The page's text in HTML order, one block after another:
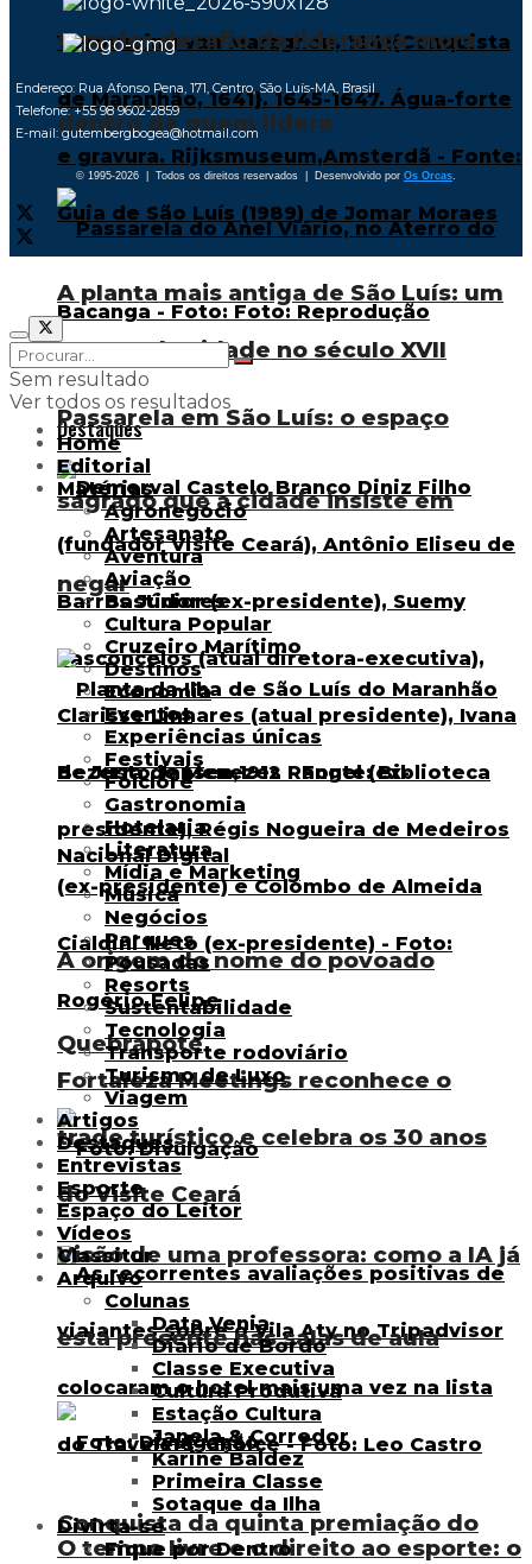
A planta mais antiga de São Luís: um
retrato da cidade no século XVII
Destaques
Fortaleza Meetings reconhece o
trade turístico e celebra os 30 anos
do Visite Ceará
Conquista da quinta premiação do
O maior desafio da liderança mora
dentro de quem lidera
Passarela em São Luís: o espaço
sagrado que a cidade insiste em
negar
A origem do nome do povoado
Quebrapote
Visão de uma professora: como a IA já
está presente nas salas de aula
O tempo livre e o direito ao esporte: o
Endereço: Rua Afonso Pena, 171, Centro, São Luís-MA, Brasil
Telefone: +55 98 9602-2859
E-mail: gutembergbogea@hotmail.com
© 1995-2026 | Todos os direitos reservados | Desenvolvido por Os Orcas
Sem resultado
Ver todos os resultados
Home
Editorial
Matérias
Agronegócio
Artesanato
Aventura
Aviação
Bastidores
Cultura Popular
Cruzeiro Marítimo
Destinos
Economia
Eventos
Experiências únicas
Festivais
Folclore
Gastronomia
Hotelaria
Literatura
Mídia e Marketing
Música
Negócios
Parques
Pousadas
Resorts
Sustentabilidade
Tecnologia
Transporte rodoviário
Turismo de Luxo
Viagem
Artigos
Destaques
Entrevistas
Esporte
Espaço do Leitor
Vídeos
Classitur
Arquivo
Colunas
Data Venia
Diário de Bordo
Classe Executiva
Cultura Produtiva
Estação Cultura
Janela & Corredor
Karine Baldez
Primeira Classe
Sotaque da Ilha
Divirta-se
Fique por Dentro